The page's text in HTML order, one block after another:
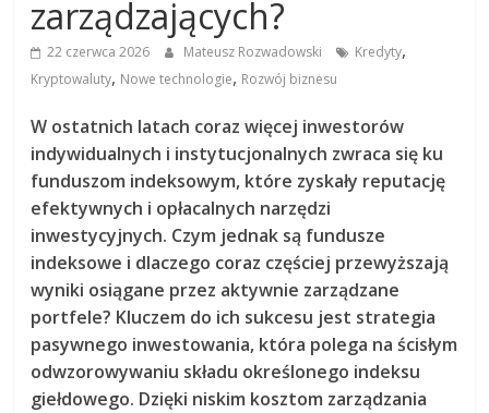
zarządzających?
22 czerwca 2026 Mateusz Rozwadowski Kredyty,
Kryptowaluty, Nowe technologie, Rozwój biznesu
W ostatnich latach coraz więcej inwestorów
indywidualnych i instytucjonalnych zwraca się ku
funduszom indeksowym, które zyskały reputację
efektywnych i opłacalnych narzędzi
inwestycyjnych. Czym jednak są fundusze
indeksowe i dlaczego coraz częściej przewyższają
wyniki osiągane przez aktywnie zarządzane
portfele? Kluczem do ich sukcesu jest strategia
pasywnego inwestowania, która polega na ścisłym
odwzorowywaniu składu określonego indeksu
giełdowego. Dzięki niskim kosztom zarządzania